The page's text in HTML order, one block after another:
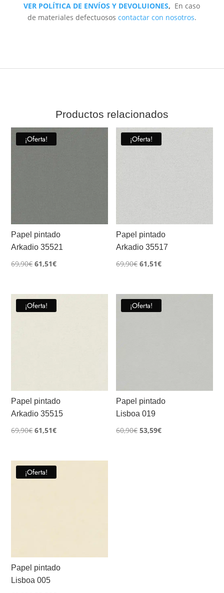
VER POLÍTICA DE ENVÍOS Y DEVOLUIONES, En caso
de materiales defectuosos contactar con nosotros.
Productos relacionados
¡Oferta!
Papel pintado
Arkadio 35521
69,90€El
era:
61,51€El
es:
¡Oferta!
Papel pintado
Arkadio 35517
69,90€ El
era:
61,51€El
es:
¡Oferta!
Papel pintado
Arkadio 35515
69,90€El
era:
61,51€El
es:
¡Oferta!
Papel pintado
Lisboa 019
60,90€ El
53,59€El
¡Oferta!
Papel pintado
Lisboa 005